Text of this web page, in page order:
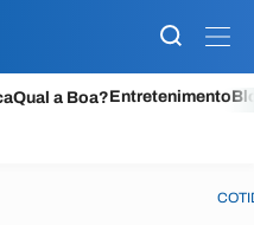
Qual a Boa?Entretenimento